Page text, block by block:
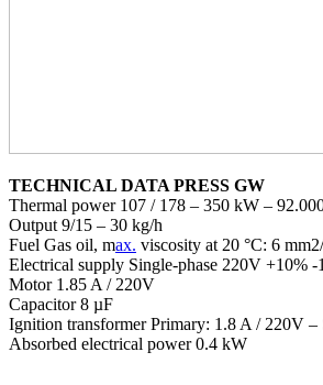
TECHNICAL DATA PRESS GW
Thermal power 107 / 178 – 350 kW –
Output 9/15 – 30 kg/h
Fuel Gas oil, max. viscosity at 20 °C: 6
Electrical supply Single-phase 220V +10%
Motor 1.85 A / 220V
Capacitor 8 µF
Ignition transformer Primary: 1.8 A / 220V
Absorbed electrical power 0.4 kW